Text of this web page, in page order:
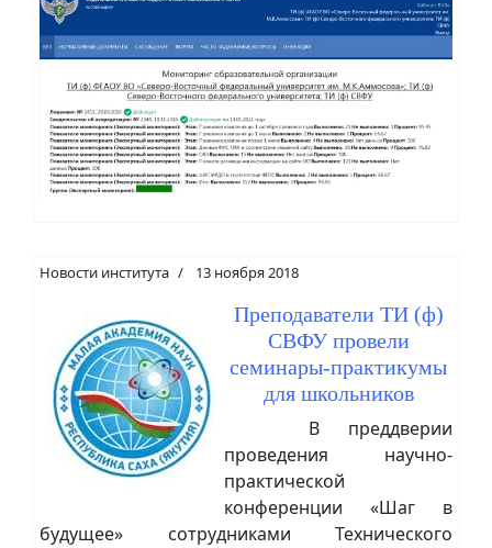
Новости института 13 ноября 2018
Преподаватели ТИ (ф)
СВФУ провели
семинары-практикумы
для школьников
В преддверии
проведения научно-
практической
конференции «Шаг в
будущее» сотрудниками Технического